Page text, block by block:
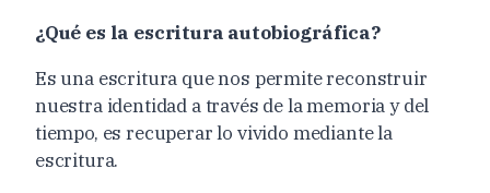
¿Qué es la escritura autobiográfica?
Es una escritura que nos permite reconstruir
nuestra identidad a través de la memoria y del
tiempo, es recuperar lo vivido mediante la
escritura.